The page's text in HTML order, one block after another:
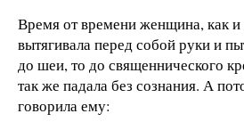
Время от времени женщина, как и
вытягивала перед собой руки и
до шеи, то до священнического
так же падала без сознания. А
говорила ему: